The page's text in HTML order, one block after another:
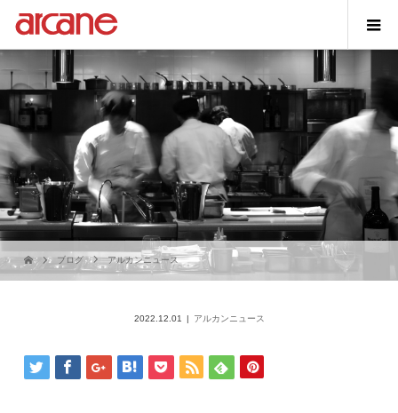
ブログ アルカンニュース
2022.12.01 アルカンニュース